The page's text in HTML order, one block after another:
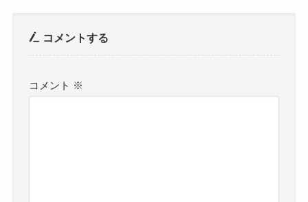
コメントする
コメント ※